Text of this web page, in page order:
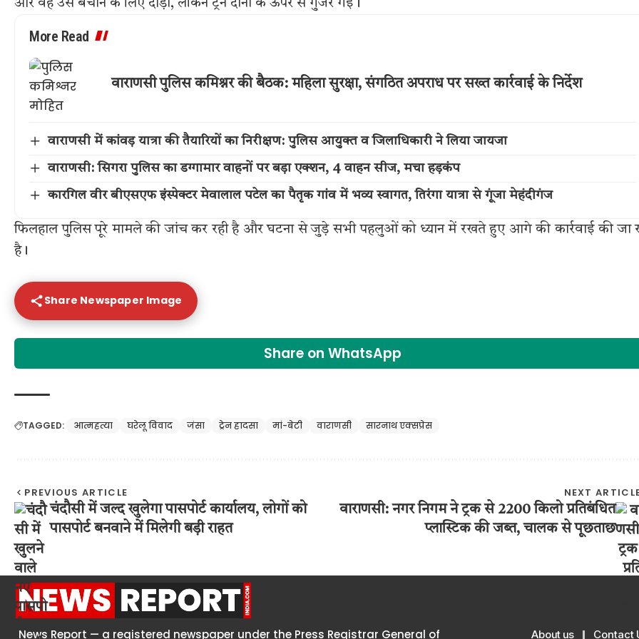
और वह उसे बचाने के लिए दौड़ा, लेकिन ट्रेन दोनों के ऊपर से गुजर गई।
More Read
वाराणसी पुलिस कमिश्नर की बैठक: महिला सुरक्षा, संगठित अपराध पर सख्त कार्रवाई के निर्देश
वाराणसी में कांवड़ यात्रा की तैयारियों का निरीक्षण: पुलिस आयुक्त व जिलाधिकारी ने लिया जायजा
वाराणसी: सिगरा पुलिस का डग्गामार वाहनों पर बड़ा एक्शन, 4 वाहन सीज, मचा हड़कंप
कारगिल वीर बीएसएफ इंस्पेक्टर मेवालाल पटेल का पैतृक गांव में भव्य स्वागत, तिरंगा यात्रा से गूंजा मेहंदीगंज
फिलहाल पुलिस पूरे मामले की जांच कर रही है और घटना से जुड़े सभी पहलुओं को ध्यान में रखते हुए आगे की कार्रवाई की जा
है।
Share Newspaper Image
Share on WhatsApp
TAGGED: आत्महत्या घरेलू विवाद जंसा ट्रेन हादसा मां-बेटी वाराणसी सारनाथ एक्सप्रेस
PREVIOUS ARTICLE
चंदौसी में जल्द खुलेगा पासपोर्ट कार्यालय, लोगों को
पासपोर्ट बनवाने में मिलेगी बड़ी राहत
NEXT
वाराणसी: नगर निगम ने ट्रक से 2200 किलो प्रतिबंधित
प्लास्टिक की जब्त, चालक से पूछताछ
News Report — a registered newspaper under the Press Registrar General of About us Contact